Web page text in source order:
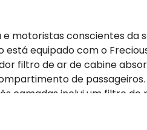
motoristas conscientes
está equipado com o
filtro de ar de cabine
de passageiros.
camadas inclui um filtro
remove odores